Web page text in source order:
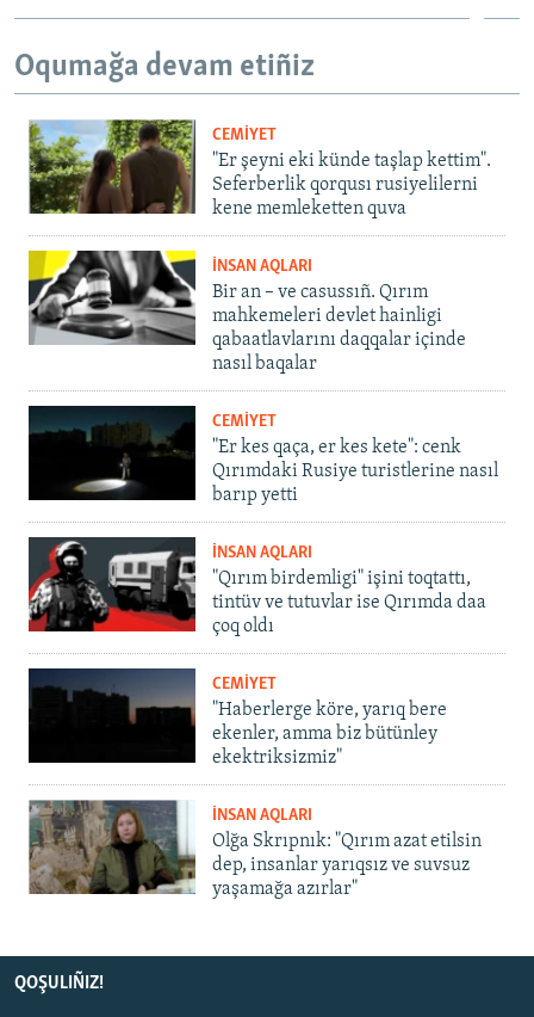
Oqumağa devam etiñiz
CEMİYET
"Er şeyni eki künde taşlap kettim".
Seferberlik qorqusı rusiyelilerni
kene memleketten quva
İNSAN AQLARI
Bir an – ve casussıñ. Qırım
mahkemeleri devlet hainligi
qabaatlavlarını daqqalar içinde
nasıl baqalar
CEMİYET
"Er kes qaça, er kes kete": cenk
Qırımdaki Rusiye turistlerine nasıl
barıp yetti
İNSAN AQLARI
"Qırım birdemligi" işini toqtattı,
tintüv ve tutuvlar ise Qırımda daa
çoq oldı
CEMİYET
"Haberlerge köre, yarıq bere
ekenler, amma biz bütünley
ekektriksizmiz"
İNSAN AQLARI
Olğa Skrıpnık: "Qırım azat etilsin
dep, insanlar yarıqsız ve suvsuz
yaşamağa azırlar"
QOŞULIÑIZ!